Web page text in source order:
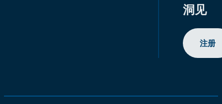
洞见
注册